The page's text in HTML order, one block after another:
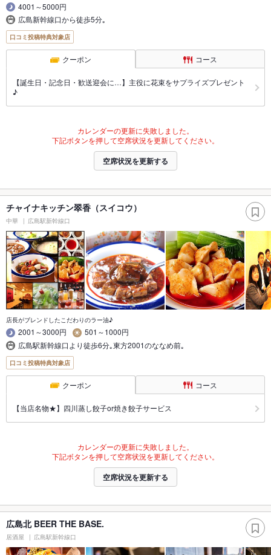
4001～5000円
広島新幹線口から徒歩5分｡
口コミ投稿特典対象店
クーポン コース
【誕生日・記念日・歓送迎会に…】主役に花束をサプライズプレゼント
♪
カレンダーの更新に失敗しました。
下記ボタンを押して空席状況を更新してください。
空席状況を更新する
チャイナキッチン翠香（スイコウ）
中華 広島駅新幹線口
店長がブレンドしたこだわりのラー油♪
2001～3000円
501～1000円
広島駅新幹線口より徒歩6分｡東方2001のななめ前｡
口コミ投稿特典対象店
クーポン コース
【当店名物★】四川蒸し餃子or焼き餃子サービス
カレンダーの更新に失敗しました。
下記ボタンを押して空席状況を更新してください。
空席状況を更新する
広島北 BEER THE BASE.
居酒屋 広島駅新幹線口